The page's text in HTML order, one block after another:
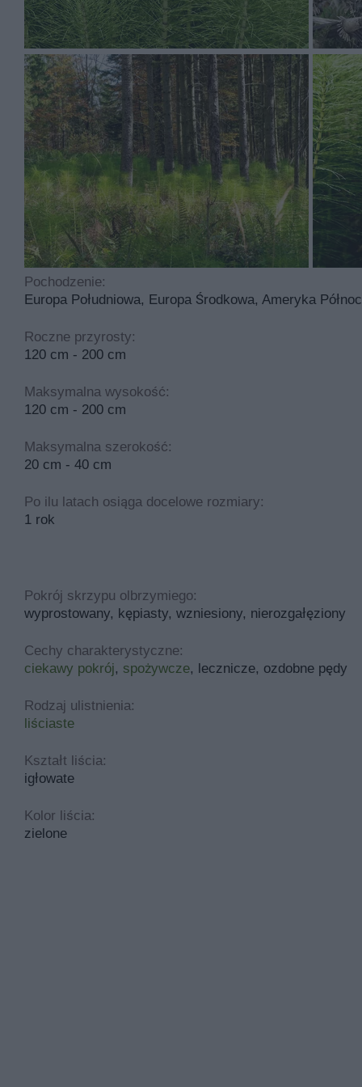
łatwa. Idealny odczyn gleby to obojętny. Roślina jest
Najczęściej spotykane choroby dotykające tą roślinę
cyklicznego przycinania.
Pochodzenie:
Europa Południowa, Europa Środkowa, Ameryka
Roczne przyrosty:
120 cm - 200 cm
Maksymalna wysokość:
120 cm - 200 cm
Maksymalna szerokość:
20 cm - 40 cm
Po ilu latach osiąga docelowe rozmiary:
1 rok
Pokrój skrzypu olbrzymiego:
wyprostowany, kępiasty, wzniesiony, nierozgałęziony
Cechy charakterystyczne:
ciekawy pokrój, spożywcze, lecznicze, ozdobne pędy
Rodzaj ulistnienia:
liściaste
Kształt liścia:
igłowate
Kolor liścia:
zielone